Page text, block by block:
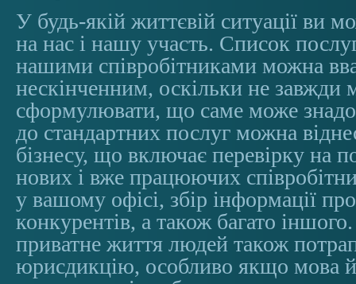
У будь-якій життєвій ситуації ви
на нас і нашу участь. Список
нашими співробітниками можна
нескінченним, оскільки не завжди
сформулювати, що саме може
до стандартних послуг можна
бізнесу, що включає перевірку на
нових і вже працюючих
у вашому офісі, збір інформації
конкурентів, а також багато
приватне життя людей також
юрисдикцію, особливо якщо мова